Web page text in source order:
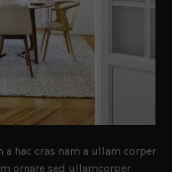
a hac cras nam a ullam corper
ornare sed ullamcorper